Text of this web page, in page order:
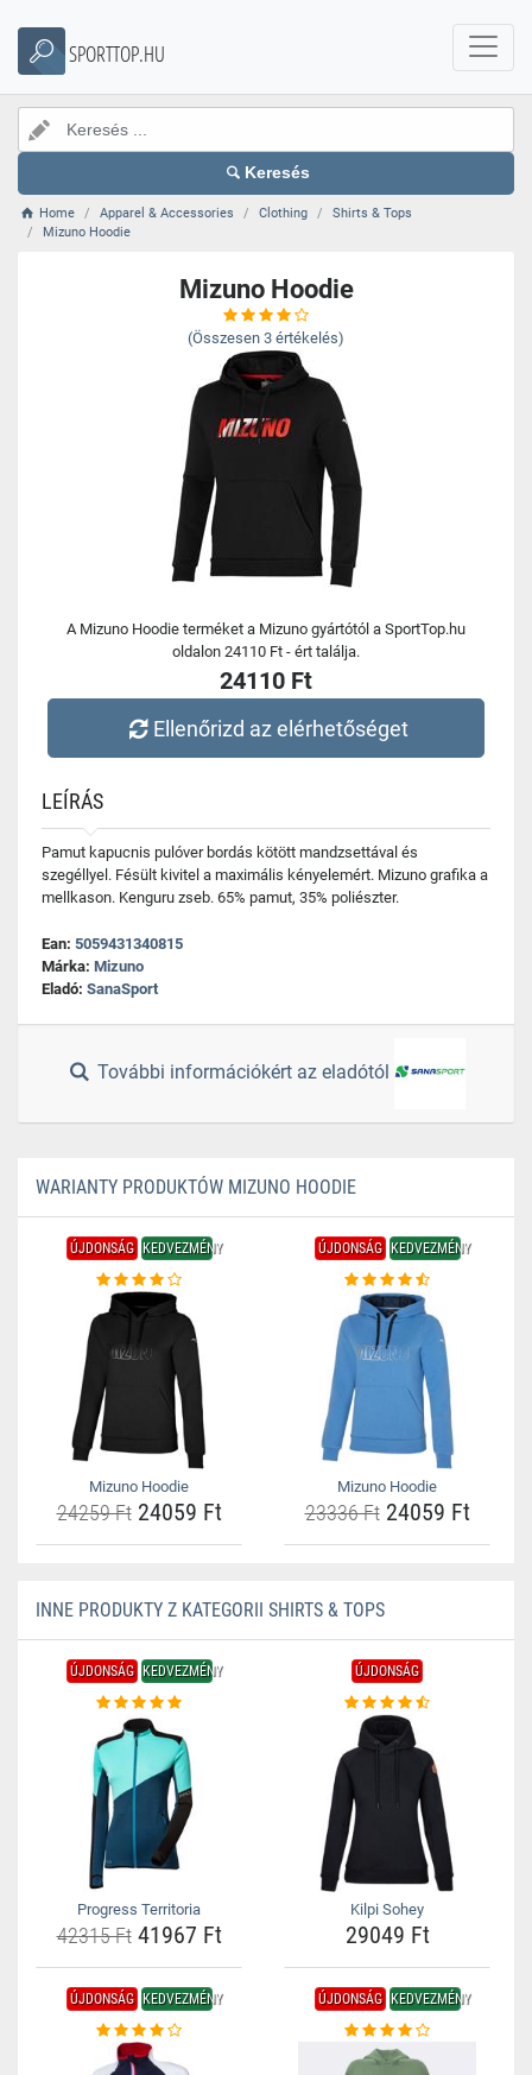
SPORTTOP.HU
Keresés
Home Apparel & Accessories Clothing
Shirts & Tops
Mizuno Hoodie
Mizuno Hoodie
(Összesen 3 értékelés)
A Mizuno Hoodie terméket a Mizuno gyártótól a SportTop.hu
oldalon 24110 Ft - ért találja.
24110 Ft
Ellenőrizd az elérhetőséget
LEÍRÁS
Pamut kapucnis pulóver bordás kötött mandzsettával és
szegéllyel. Fésült kivitel a maximális kényelemért. Mizuno grafika a
mellkason. Kenguru zseb. 65% pamut, 35% poliészter.
Ean: 5059431340815
Márka: Mizuno
Eladó: SanaSport
További információkért az eladótól
WARIANTY PRODUKTÓW MIZUNO HOODIE
ÚJDONSÁG KEDVEZMÉNY
Mizuno Hoodie
24259 Ft24059 Ft
ÚJDONSÁG KEDVEZMÉNY
Mizuno Hoodie
23336 Ft24059 Ft
INNE PRODUKTY Z KATEGORII SHIRTS & TOPS
ÚJDONSÁG KEDVEZMÉNY
Progress Territoria
42315 Ft41967 Ft
ÚJDONSÁG
Kilpi Sohey
29049 Ft
ÚJDONSÁG KEDVEZMÉNY ÚJDONSÁG KEDVEZMÉNY